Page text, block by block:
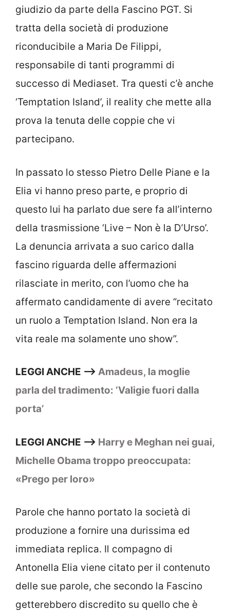
giudizio da parte della Fascino PGT. Si
tratta della società di produzione
riconducibile a Maria De Filippi,
responsabile di tanti programmi di
successo di Mediaset. Tra questi c’è anche
‘Temptation Island’, il reality che mette alla
prova la tenuta delle coppie che vi
partecipano.
In passato lo stesso Pietro Delle Piane e la
Elia vi hanno preso parte, e proprio di
questo lui ha parlato due sere fa all’interno
della trasmissione ‘Live – Non è la D’Urso’.
La denuncia arrivata a suo carico dalla
fascino riguarda delle affermazioni
rilasciate in merito, con l’uomo che ha
affermato candidamente di avere “recitato
un ruolo a Temptation Island. Non era la
vita reale ma solamente uno show”.
LEGGI ANCHE –> Amadeus, la moglie
parla del tradimento: ‘Valigie fuori dalla
porta’
LEGGI ANCHE –> Harry e Meghan nei guai,
Michelle Obama troppo preoccupata:
«Prego per loro»
Parole che hanno portato la società di
produzione a fornire una durissima ed
immediata replica. Il compagno di
Antonella Elia viene citato per il contenuto
delle sue parole, che secondo la Fascino
getterebbero discredito su quello che è